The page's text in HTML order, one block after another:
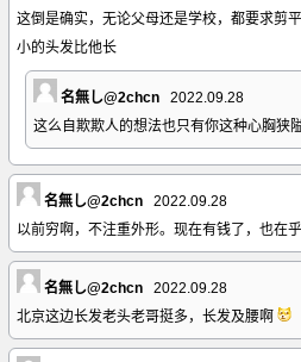
这倒是确实，无论父母还是学校，都要求剪
小的头发比他长
名無し@2chcn
2022.09.28
这么自欺欺人的想法也只有你这种心胸狭
名無し@2chcn
2022.09.28
以前穷啊，不注重外形。现在有钱了，也在乎
名無し@2chcn
2022.09.28
北京这边长发老头老哥挺多，长发及腰啊